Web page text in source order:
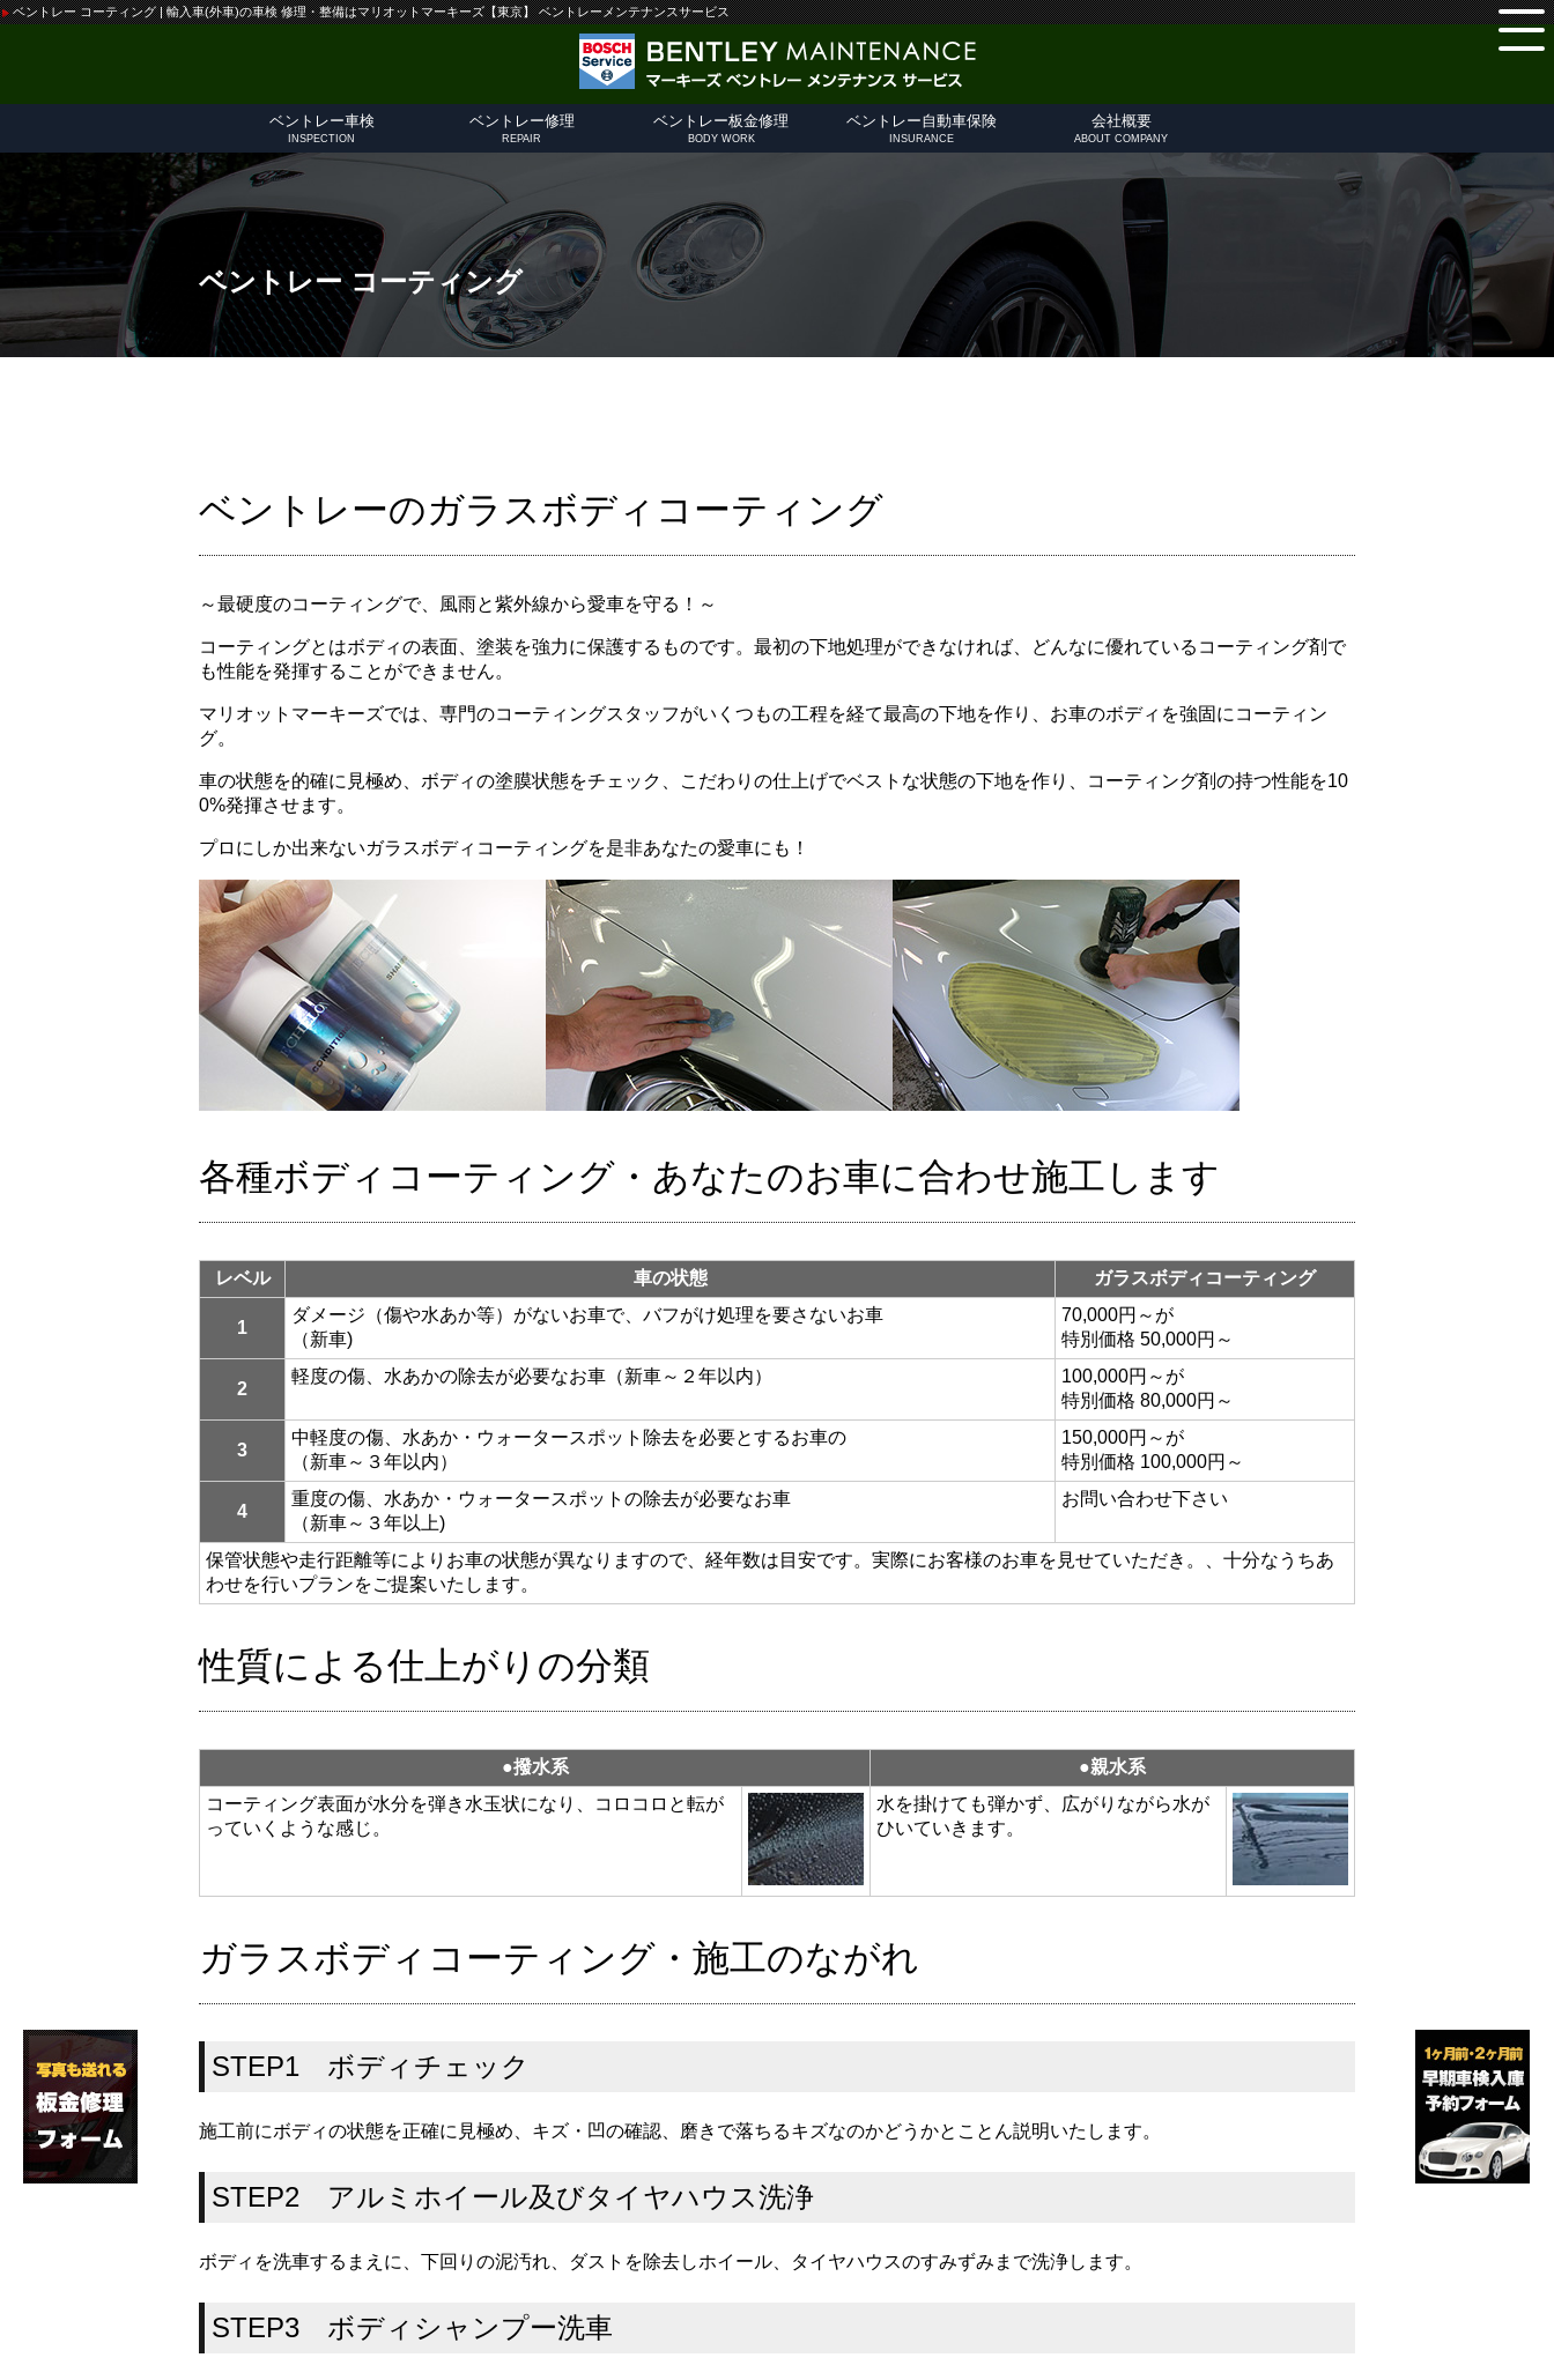
ベントレー コーティング | 輸入車(外車)の車検 修理・整備はマリオットマーキーズ【東京】 ベントレーメンテナンスサービス
ベントレー車検
INSPECTION
ベントレー車検概要
車検費用一覧
法定1年点検
車検入庫フォーム
ベントレー修理
REPAIR
ベントレー板金修理
BODY WORK
ベントレー自動車保険
INSURANCE
会社概要
ABOUT COMPANY
ベントレー コーティング
ベントレーのガラスボディコーティング
～最硬度のコーティングで、風雨と紫外線から愛車を守る！～
コーティングとはボディの表面、塗装を強力に保護するものです。最初の下地処理ができなければ、どんなに優れているコーティング剤で
も性能を発揮することができません。
マリオットマーキーズでは、専門のコーティングスタッフがいくつもの工程を経て最高の下地を作り、お車のボディを強固にコーティン
グ。
車の状態を的確に見極め、ボディの塗膜状態をチェック、こだわりの仕上げでベストな状態の下地を作り、コーティング剤の持つ性能を10
0%発揮させます。
プロにしか出来ないガラスボディコーティングを是非あなたの愛車にも！
各種ボディコーティング・あなたのお車に合わせ施工します
レベル 車の状態 ガラスボディコーティング
1
ダメージ（傷や水あか等）がないお車で、バフがけ処理を要さないお車
（新車)
70,000円～が
特別価格 50,000円～
2
軽度の傷、水あかの除去が必要なお車（新車～２年以内）
100,000円～が
特別価格 80,000円～
3
中軽度の傷、水あか・ウォータースポット除去を必要とするお車の
（新車～３年以内）
150,000円～が
特別価格 100,000円～
4
重度の傷、水あか・ウォータースポットの除去が必要なお車
（新車～３年以上)
お問い合わせ下さい
保管状態や走行距離等によりお車の状態が異なりますので、経年数は目安です。実際にお客様のお車を見せていただき。、十分なうちあ
わせを行いプランをご提案いたします。
性質による仕上がりの分類
●撥水系
●親水系
コーティング表面が水分を弾き水玉状になり、コロコロと転が
っていくような感じ。
水を掛けても弾かず、広がりながら水が
ひいていきます。
ガラスボディコーティング・施工のながれ
STEP1 ボディチェック
施工前にボディの状態を正確に見極め、キズ・凹の確認、磨きで落ちるキズなのかどうかとことん説明いたします。
STEP2 アルミホイール及びタイヤハウス洗浄
ボディを洗車するまえに、下回りの泥汚れ、ダストを除去しホイール、タイヤハウスのすみずみまで洗浄します。
STEP3 ボディシャンプー洗車